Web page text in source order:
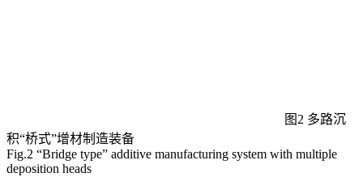
图2 多路沉
积“桥式”增材制造装备
Fig.2 “Bridge type” additive manufacturing system with multiple
deposition heads